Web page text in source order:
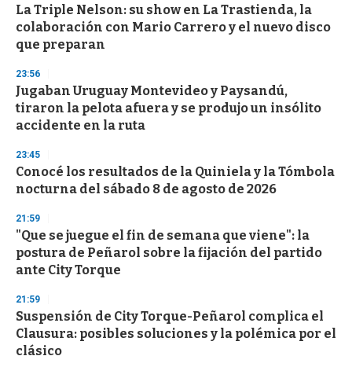
La Triple Nelson: su show en La Trastienda, la
colaboración con Mario Carrero y el nuevo disco
que preparan
23:56
Jugaban Uruguay Montevideo y Paysandú,
tiraron la pelota afuera y se produjo un insólito
accidente en la ruta
23:45
Conocé los resultados de la Quiniela y la Tómbola
nocturna del sábado 8 de agosto de 2026
21:59
"Que se juegue el fin de semana que viene": la
postura de Peñarol sobre la fijación del partido
ante City Torque
21:59
Suspensión de City Torque-Peñarol complica el
Clausura: posibles soluciones y la polémica por el
clásico